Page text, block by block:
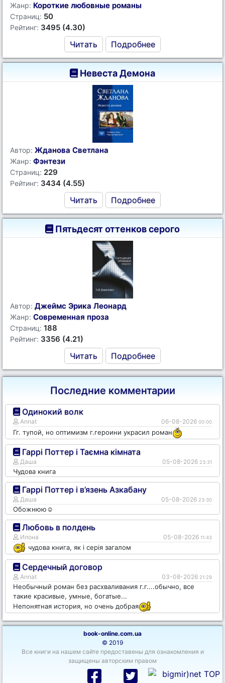
Жанр: Короткие любовные романы
Страниц: 50
Рейтинг: 3495 (4.30)
Читать Подробнее
Невеста Демона
Автор: Жданова Светлана
Жанр: Фэнтези
Страниц: 229
Рейтинг: 3434 (4.55)
Читать Подробнее
Пятьдесят оттенков серого
Автор: Джеймс Эрика Леонард
Жанр: Современная проза
Страниц: 188
Рейтинг: 3356 (4.21)
Читать Подробнее
Последние комментарии
Одинокий волк
Annat 06-08-2026 00:00
Гг. тупой, но оптимизм г.героини украсил роман
Гаррі Поттер і Таємна кімната
Даша 05-08-2026 23:31
Чудова книга
Гаррі Поттер і в’язень Азкабану
Даша 05-08-2026 23:30
Обожнюю☺️
Любовь в полдень
Илона 05-08-2026 11:43
чудова книга, як і серія загалом
Сердечный договор
Annat 03-08-2026 21:29
Необычный роман без расхваливания г.г....обычно, все
такие красивые, умные, богатые...
Непонятная история, но очень добрая
book-online.com.ua
© 2019
Все книги на нашем сайте предоставены для ознакомления и
защищены авторским правом